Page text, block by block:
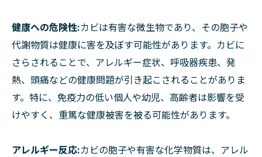
健康への危険性:カビは有害な微生物であり、その胞子や
代謝物質は健康に害を及ぼす可能性があります。カビに
さらされることで、アレルギー症状、呼吸器疾患、発
熱、頭痛などの健康問題が引き起こされることがありま
す。特に、免疫力の低い個人や幼児、高齢者は影響を受
けやすく、重篤な健康被害を被る可能性があります。
アレルギー反応:カビの胞子や有害な化学物質は、アレル